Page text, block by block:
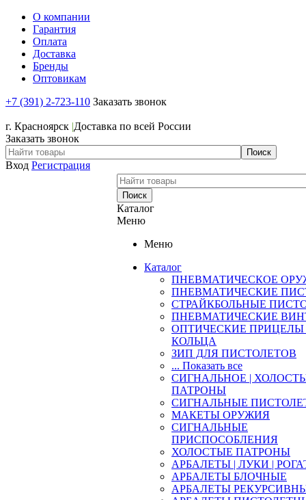
О компании
Гарантия
Оплата
Доставка
Бренды
Оптовикам
+7 (391) 2-723-110 Заказать звонок
г. Красноярск |Доставка по всей России
Заказать звонок
Вход Регистрация
Каталог
Меню
Меню
Каталог
ПНЕВМАТИЧЕСКОЕ
ПНЕВМАТИЧЕСКИЕ
СТРАЙКБОЛЬНЫЕ
ПНЕВМАТИЧЕСКИЕ
ОПТИЧЕСКИЕ ПРИЦЕЛЫ
КОЛЬЦА
ЗИП ДЛЯ ПИСТОЛЕТОВ
... Показать все
СИГНАЛЬНОЕ |
ПАТРОНЫ
СИГНАЛЬНЫЕ
МАКЕТЫ ОРУЖИЯ
СИГНАЛЬНЫЕ
ПРИСПОСОБЛЕНИЯ
ХОЛОСТЫЕ ПАТРОНЫ
АРБАЛЕТЫ | ЛУКИ |
АРБАЛЕТЫ БЛОЧНЫЕ
АРБАЛЕТЫ